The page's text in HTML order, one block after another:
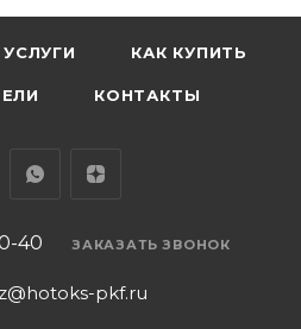
УСЛУГИ КАК КУПИТЬ
КОНТАКТЫ
40 ЗАКАЗАТЬ ЗВОНОК
pkf.ru